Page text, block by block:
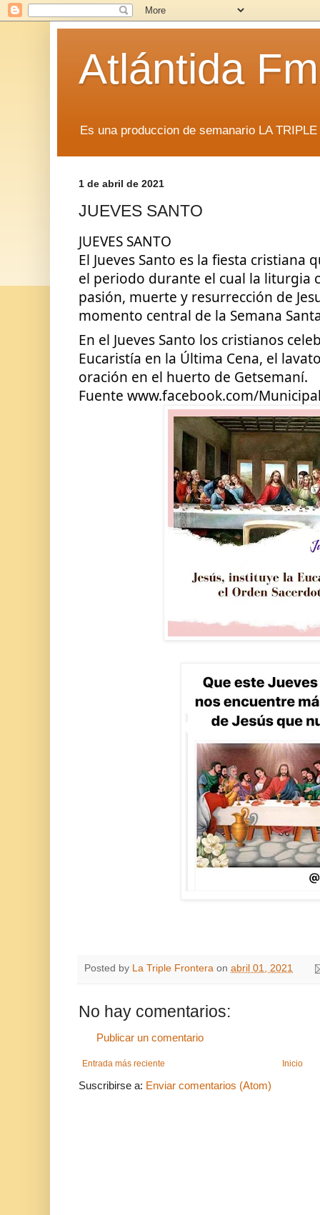
Atlántida
Es una produccion de semanario LA
1 de abril de 2021
JUEVES SANTO
JUEVES SANTO
El Jueves Santo es la fiesta cristiana
el periodo durante el cual la liturgia
pasión, muerte y resurrección de
momento central de la Semana
En el Jueves Santo los cristianos
Eucaristía en la Última Cena, el
oración en el huerto de Getsemaní.
Fuente www.facebook.com/
Posted by La Triple Frontera on abril 01, 2021
No hay comentarios:
Publicar un comentario
Entrada más reciente Inicio
Suscribirse a: Enviar comentarios (Atom)